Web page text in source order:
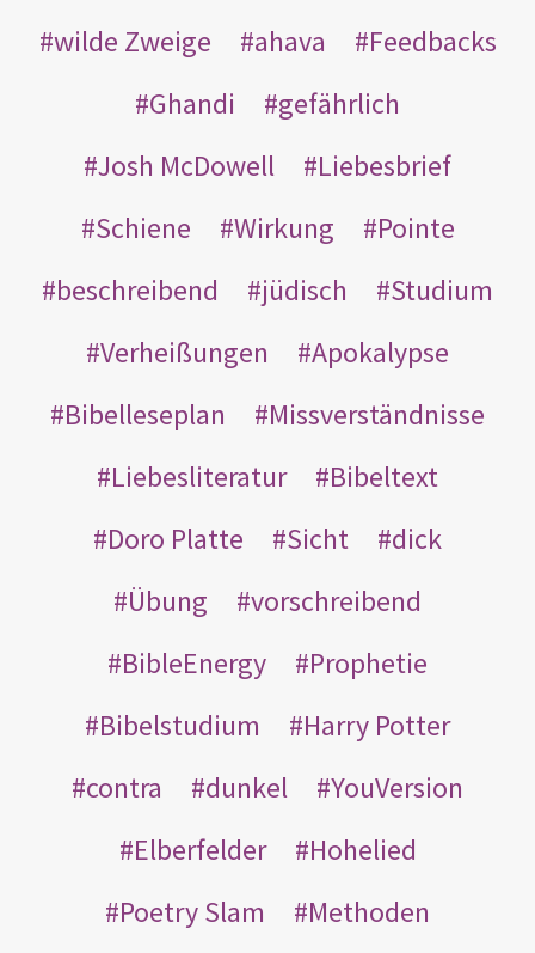
wilde Zweige
ahava
Feedbacks
Ghandi
gefährlich
Josh McDowell
Liebesbrief
Schiene
Wirkung
Pointe
beschreibend
jüdisch
Studium
Verheißungen
Apokalypse
Bibelleseplan
Missverständnisse
Liebesliteratur
Bibeltext
Doro Platte
Sicht
dick
Übung
vorschreibend
BibleEnergy
Prophetie
Bibelstudium
Harry Potter
contra
dunkel
YouVersion
Elberfelder
Hohelied
Poetry Slam
Methoden